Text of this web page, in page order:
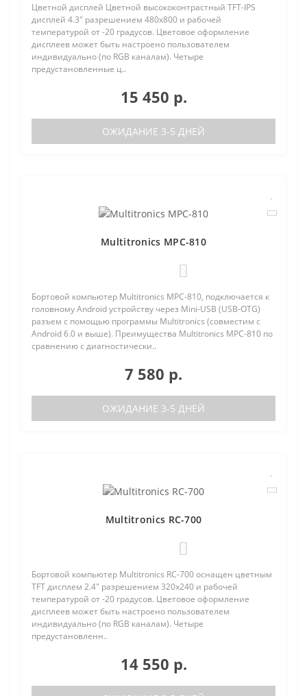
Цветной дисплей Цветной высококонтрастный TFT-IPS
дисплей 4.3" разрешением 480х800 и рабочей
температурой от -20 градусов. Цветовое оформление
дисплеев может быть настроено пользователем
индивидуально (по RGB каналам). Четыре
предустановленные ц..
15 450 р.
ОЖИДАНИЕ 3-5 ДНЕЙ
Multitronics MPC-810
Бортовой компьютер Multitronics MPC-810, подключается к
головному Android устройству через Mini-USB (USB-OTG)
разъем с помощью программы Multitronics (совместим с
Android 6.0 и выше). Преимущества Multitronics MPC-810 по
сравнению с диагностически..
7 580 р.
ОЖИДАНИЕ 3-5 ДНЕЙ
Multitronics RC-700
Бортовой компьютер Multitronics RC-700 оснащен цветным
TFT дисплем 2.4" разрешением 320х240 и рабочей
температурой от -20 градусов. Цветовое оформление
дисплеев может быть настроено пользователем
индивидуально (по RGB каналам). Четыре
предустановленн..
14 550 р.